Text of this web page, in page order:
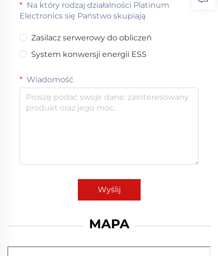
Na który rodzaj działalności Platinum
Electronics się Państwo skupiają
Zasilacz serwerowy do obliczeń
System konwersji energii ESS
Wiadomość
Wyślij
MAPA